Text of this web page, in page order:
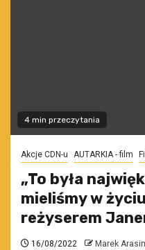
4 min przeczytania
Akcje CDN-u AUTARKIA - film
„To była
mieliśmy w
reżyserem
16/08/2022 Marek